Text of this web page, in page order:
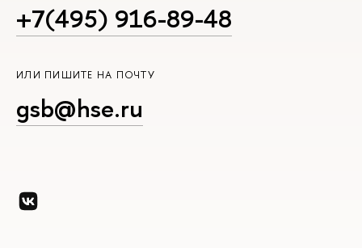
+7(495) 916-89-48
ИЛИ ПИШИТЕ НА ПОЧТУ
gsb@hse.ru